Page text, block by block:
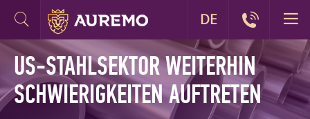
US-STAHLSEKTOR WEITERHIN
SCHWIERIGKEITEN AUFTRETEN
DE